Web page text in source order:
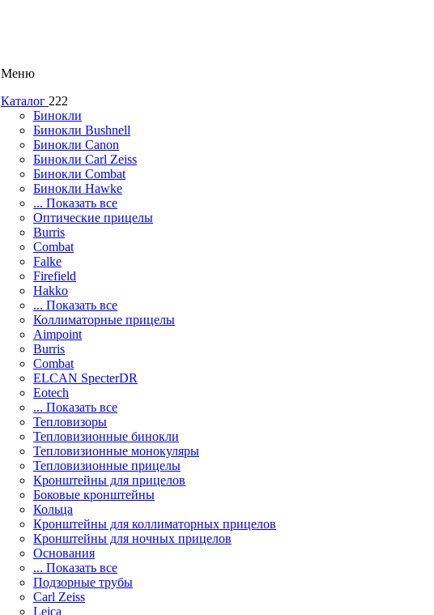
Меню
Каталог 222
Бинокли
Бинокли Bushnell
Бинокли Canon
Бинокли Carl Zeiss
Бинокли Combat
Бинокли Hawke
... Показать все
Оптические прицелы
Burris
Combat
Falke
Firefield
Hakko
... Показать все
Коллиматорные прицелы
Aimpoint
Burris
Combat
ELCAN SpecterDR
Eotech
... Показать все
Тепловизоры
Тепловизионные бинокли
Тепловизионные монокуляры
Тепловизионные прицелы
Кронштейны для прицелов
Боковые кронштейны
Кольца
Кронштейны для коллиматорных прицелов
Кронштейны для ночных прицелов
Основания
... Показать все
Подзорные трубы
Carl Zeiss
Leica